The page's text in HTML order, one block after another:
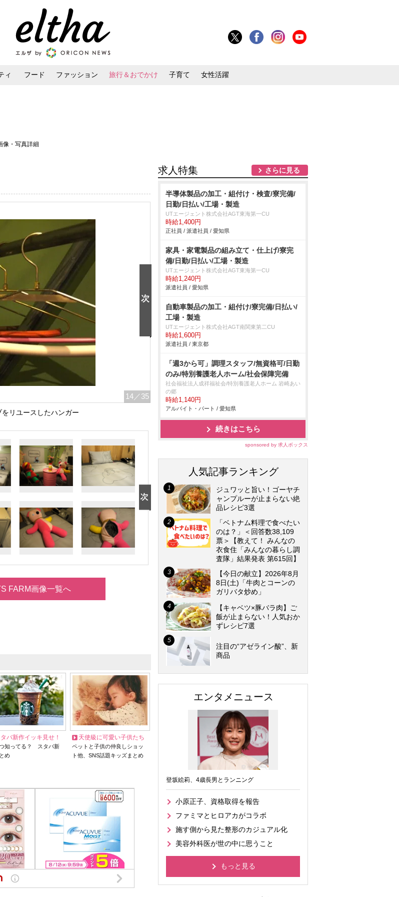
ィ フード ファッション 旅行＆おでかけ 子育て 女性活躍
像・写真詳細
14 ／35
リユースしたハンガー
FARM画像一覧へ
バ新作イッキ見せ！
知ってる？ スタバ新
め
天使級に可愛い子供たち
ペットと子供の仲良しショッ
ト他、SNS話題キッズまとめ
求人特集 さらに見る
半導体製品の加工・組付け・検査/寮完備/
日勤/日払い/工場・製造
UTエージェント株式会社AGT東海第一CU
時給1,400円
正社員 / 派遣社員 / 愛知県
家具・家電製品の組み立て・仕上げ/寮完
備/日勤/日払い/工場・製造
UTエージェント株式会社AGT東海第一CU
時給1,240円
派遣社員 / 愛知県
自動車製品の加工・組付け/寮完備/日払い/
工場・製造
UTエージェント株式会社AGT南関東第二CU
時給1,600円
派遣社員 / 東京都
「週3から可」調理スタッフ/無資格可/日勤
のみ/特別養護老人ホーム/社会保障完備
社会福祉法人成祥福祉会/特別養護老人ホーム 岩崎あい
の郷
時給1,140円
アルバイト・パート / 愛知県
続きはこちら
sponsored by 求人ボックス
人気記事ランキング
ジュワッと旨い！ゴーヤチ
ャンプルーが止まらない絶
品レシピ3選
「ベトナム料理で食べたい
のは？」＜回答数38,109
票＞【教えて！ みんなの
衣食住「みんなの暮らし調
査隊」結果発表 第615回】
【今日の献立】2026年8月
8日(土)「牛肉とコーンの
ガリバタ炒め」
【キャベツ×豚バラ肉】ご
飯が止まらない！人気おか
ずレシピ7選
注目の“アゼライン酸”、新
商品
エンタメニュース
登坂絵莉、4歳長男とランニング
小原正子、資格取得を報告
ファミマとヒロアカがコラボ
施す側から見た整形のカジュアル化
美容外科医が世の中に思うこと
もっと見る